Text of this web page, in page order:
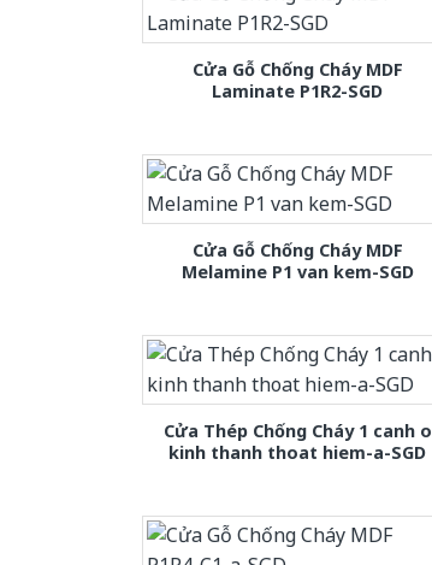
Cửa Gỗ Chống Cháy MDF
Laminate P1R2-SGD
Cửa Gỗ Chống Cháy MDF
Melamine P1 van kem-SGD
Cửa Thép Chống Cháy 1 canh o
kinh thanh thoat hiem-a-SGD